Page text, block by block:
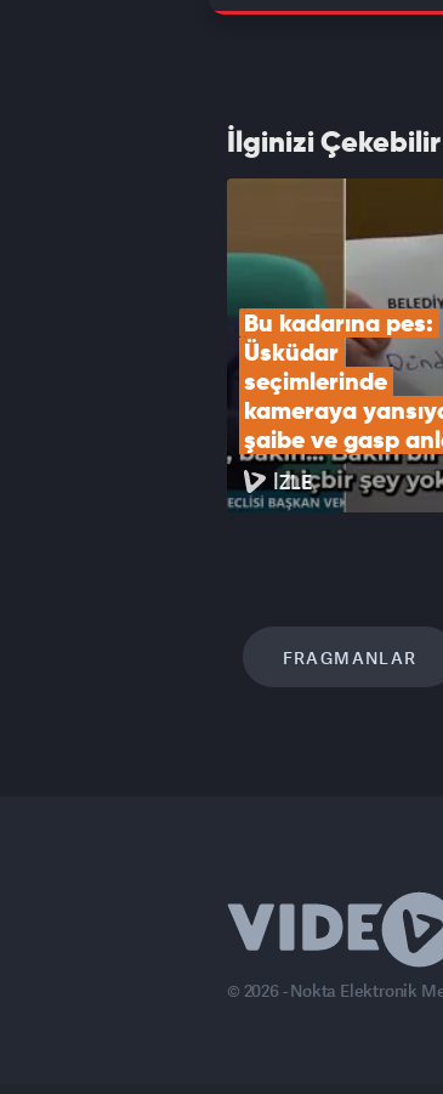
İlginizi Çekebilir
Bu kadarına pes:
Üsküdar
seçimlerinde
kameraya
şaibe ve gasp
İZLE
FRAGMANLAR
© 2026 - Nokta Elektronik